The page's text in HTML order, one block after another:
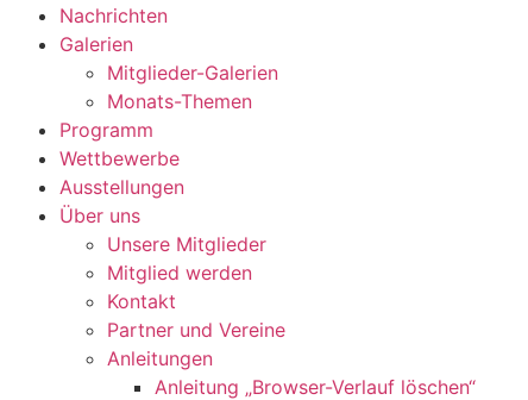
Nachrichten
Galerien
Mitglieder-Galerien
Monats-Themen
Programm
Wettbewerbe
Ausstellungen
Über uns
Unsere Mitglieder
Mitglied werden
Kontakt
Partner und Vereine
Anleitungen
Anleitung „Browser-Verlauf löschen“